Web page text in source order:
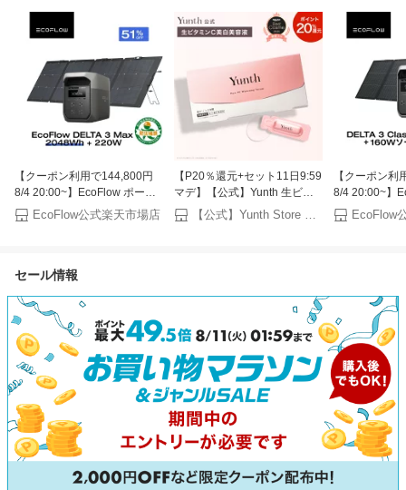
【クーポン利用で144,800円
8/4 20:00~】EcoFlow ポータ
ブル電源 ソーラーパネル セッ
ト DELTA 3 Max
リー 太陽光発電 防災グッズ
フロー
EcoFlow公式楽天市場店
【P20％還元+セット11日9:59
マデ】【公式】Yunth 生ビタ
ミンC 美白美容液 1ml×28包 |
美容液 ビタミンC 導入美容液
【公式】Yunth Store 楽天市場店
【クーポン利
8/4 20:00~】
ブル電源 ソー
ト DELTA 3
ズ 台風対策
EcoFlow
セール情報